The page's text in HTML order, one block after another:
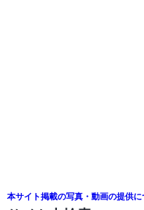
本サイト掲載の写真・動画の提供に